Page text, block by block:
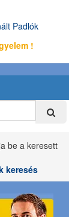
Padlók
!
be a keresett
keresés